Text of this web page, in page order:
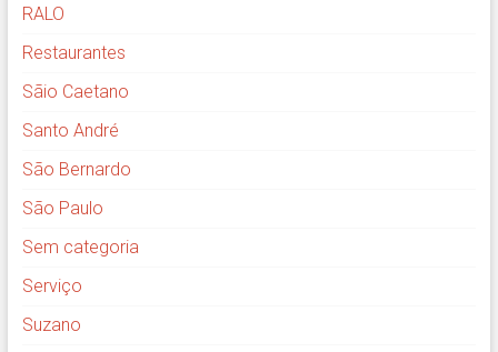
RALO
Restaurantes
Sãio Caetano
Santo André
São Bernardo
São Paulo
Sem categoria
Serviço
Suzano